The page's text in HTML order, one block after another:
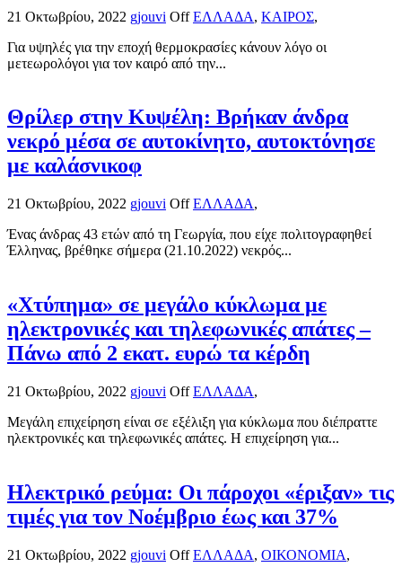
21 Οκτωβρίου, 2022 gjouvi Off ΕΛΛΑΔΑ, ΚΑΙΡΟΣ,
Για υψηλές για την εποχή θερμοκρασίες κάνουν λόγο οι
μετεωρολόγοι για τον καιρό από την...
Θρίλερ στην Κυψέλη: Βρήκαν άνδρα
νεκρό μέσα σε αυτοκίνητο, αυτοκτόνησε
με καλάσνικοφ
21 Οκτωβρίου, 2022 gjouvi Off ΕΛΛΑΔΑ,
Ένας άνδρας 43 ετών από τη Γεωργία, που είχε πολιτογραφηθεί
Έλληνας, βρέθηκε σήμερα (21.10.2022) νεκρός...
«Χτύπημα» σε μεγάλο κύκλωμα με
ηλεκτρονικές και τηλεφωνικές απάτες –
Πάνω από 2 εκατ. ευρώ τα κέρδη
21 Οκτωβρίου, 2022 gjouvi Off ΕΛΛΑΔΑ,
Μεγάλη επιχείρηση είναι σε εξέλιξη για κύκλωμα που διέπραττε
ηλεκτρονικές και τηλεφωνικές απάτες. Η επιχείρηση για...
Ηλεκτρικό ρεύμα: Οι πάροχοι «έριξαν» τις
τιμές για τον Νοέμβριο έως και 37%
21 Οκτωβρίου, 2022 gjouvi Off ΕΛΛΑΔΑ, ΟΙΚΟΝΟΜΙΑ,